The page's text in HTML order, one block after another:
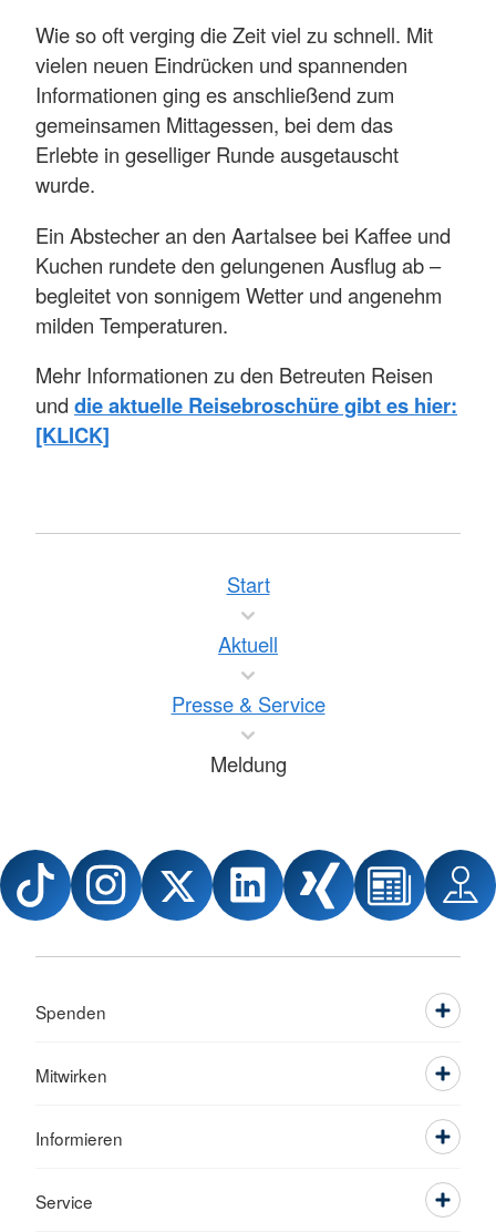
Wie so oft verging die Zeit viel zu schnell. Mit
vielen neuen Eindrücken und spannenden
Informationen ging es anschließend zum
gemeinsamen Mittagessen, bei dem das
Erlebte in geselliger Runde ausgetauscht
wurde.
Ein Abstecher an den Aartalsee bei Kaffee und
Kuchen rundete den gelungenen Ausflug ab –
begleitet von sonnigem Wetter und angenehm
milden Temperaturen.
Mehr Informationen zu den Betreuten Reisen
und die aktuelle Reisebroschüre gibt es hier:
[KLICK]
Start
Aktuell
Presse & Service
Meldung
Spenden
Mitwirken
Informieren
Service